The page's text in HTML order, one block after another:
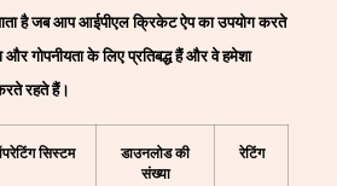
है जब आप आईपीएल क्रिकेट ऐप का उपयोग करते
गोपनीयता के लिए प्रतिबद्ध हैं और वे हमेशा
रहते हैं।
सिस्टम
डाउनलोड की
संख्या
रेटिंग